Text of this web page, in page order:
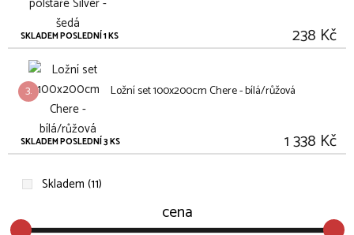
SKLADEM POSLEDNÍ 1 KS 238 Kč
3. Ložní set 100x200cm Chere - bílá/růžová
SKLADEM POSLEDNÍ 3 KS 1 338 Kč
Skladem (11)
cena